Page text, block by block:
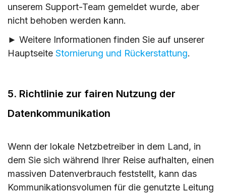
unserem Support-Team gemeldet wurde, aber
nicht behoben werden kann.
► Weitere Informationen finden Sie auf unserer
Hauptseite Stornierung und Rückerstattung.
5. Richtlinie zur fairen Nutzung der
Datenkommunikation
Wenn der lokale Netzbetreiber in dem Land, in
dem Sie sich während Ihrer Reise aufhalten, einen
massiven Datenverbrauch feststellt, kann das
Kommunikationsvolumen für die genutzte Leitung